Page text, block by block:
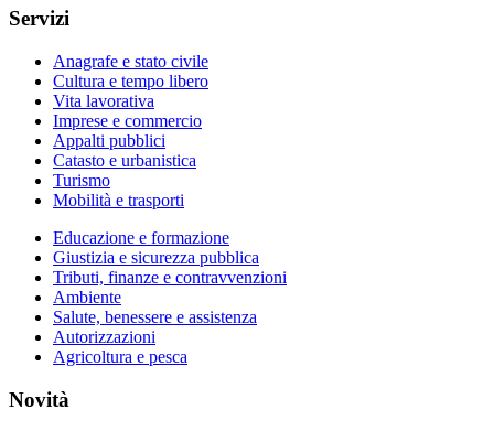
Servizi
Anagrafe e stato civile
Cultura e tempo libero
Vita lavorativa
Imprese e commercio
Appalti pubblici
Catasto e urbanistica
Turismo
Mobilità e trasporti
Educazione e formazione
Giustizia e sicurezza pubblica
Tributi, finanze e contravvenzioni
Ambiente
Salute, benessere e assistenza
Autorizzazioni
Agricoltura e pesca
Novità